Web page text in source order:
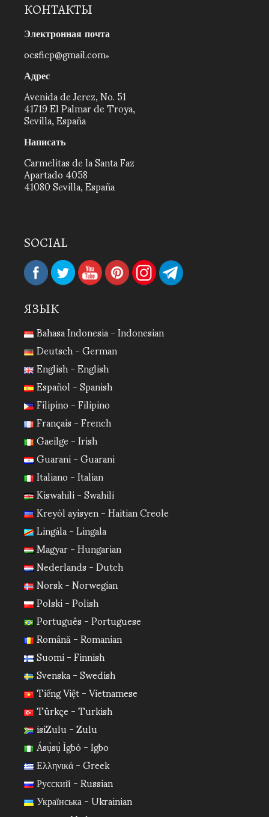
КОНТАКТЫ
Электронная почта
ocsficp@gmail.com
Адрес
Avenida de Jerez, No. 51
41719 El Palmar de Troya,
Sevilla, España
Написать
Carmelitas de la Santa Faz
Apartado 4058
41080 Sevilla, España
SOCIAL
ЯЗЫК
Bahasa Indonesia - Indonesian
Deutsch - German
English - English
Español - Spanish
Filipino - Filipino
Français - French
Gaeilge - Irish
Guarani - Guarani
Italiano - Italian
Kiswahili - Swahili
Kreyòl ayisyen - Haitian Creole
Lingála - Lingala
Magyar - Hungarian
Nederlands - Dutch
Norsk - Norwegian
Polski - Polish
Português - Portuguese
Română - Romanian
Suomi - Finnish
Svenska - Swedish
Tiếng Việt - Vietnamese
Türkçe - Turkish
isiZulu - Zulu
Ásụ̀sụ̀ Ìgbò - Igbo
Ελληνικά - Greek
Русский - Russian
Українська - Ukrainian